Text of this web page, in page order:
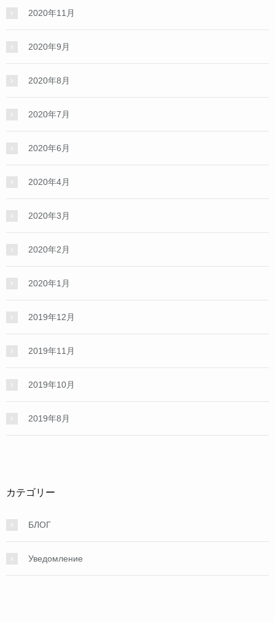
2020年11月
2020年9月
2020年8月
2020年7月
2020年6月
2020年4月
2020年3月
2020年2月
2020年1月
2019年12月
2019年11月
2019年10月
2019年8月
カテゴリー
БЛОГ
Уведомление